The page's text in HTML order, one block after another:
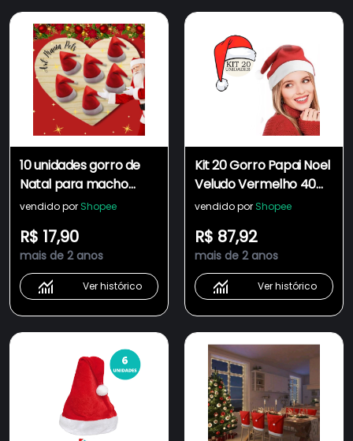
10 unidades gorro de
Natal para macho
cachorros gatos
vendido por Shopee
R$ 17,90
mais de 2 anos
Ver histórico
Kit 20 Gorro Papai Noel
Veludo Vermelho 40
cm Touca Natal
vendido por Shopee
R$ 87,92
mais de 2 anos
Ver histórico